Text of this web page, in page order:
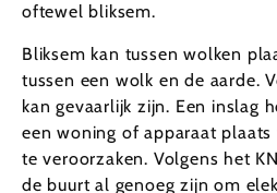
oftewel bliksem.
Bliksem kan tussen wolken
tussen een wolk en de aarde.
kan gevaarlijk zijn. Een inslag
een woning of apparaat
te veroorzaken. Volgens het
de buurt al genoeg zijn om